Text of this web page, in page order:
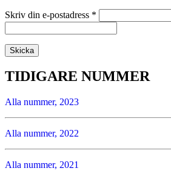
Skriv din e-postadress *
TIDIGARE NUMMER
Alla nummer, 2023
Alla nummer, 2022
Alla nummer, 2021